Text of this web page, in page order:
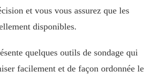
et vous vous assurez que les
disponibles.
quelques outils de sondage qui
facilement et de façon ordonnée le